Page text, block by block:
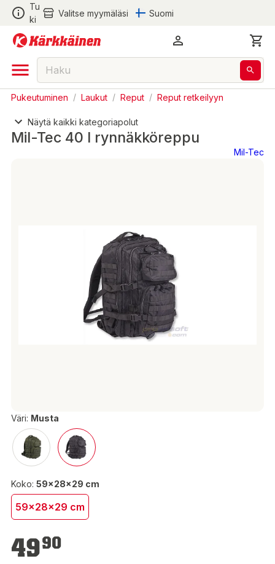
Tu
ki
Valitse myymäläsi Suomi
Pukeutuminen / Laukut / Reput / Reput retkeilyyn
Näytä kaikki kategoriapolut
Mil-Tec 40 l rynnäkköreppu
Mil-Tec
Väri: Musta
Koko: 59x28x29 cm
59x28x29 cm
4990